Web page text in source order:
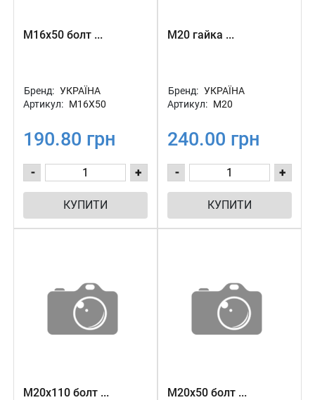
М16х50 болт ...
Бренд: УКРАЇНА
Артикул: М16Х50
190.80 грн
- +
КУПИТИ
М20 гайка ...
Бренд: УКРАЇНА
Артикул: М20
240.00 грн
- +
КУПИТИ
М20х110 болт ... М20х50 болт ...